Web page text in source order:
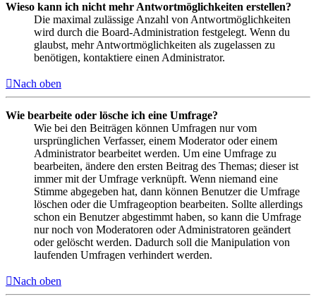
Wieso kann ich nicht mehr Antwortmöglichkeiten erstellen?
Die maximal zulässige Anzahl von Antwortmöglichkeiten
wird durch die Board-Administration festgelegt. Wenn du
glaubst, mehr Antwortmöglichkeiten als zugelassen zu
benötigen, kontaktiere einen Administrator.
Nach oben
Wie bearbeite oder lösche ich eine Umfrage?
Wie bei den Beiträgen können Umfragen nur vom
ursprünglichen Verfasser, einem Moderator oder einem
Administrator bearbeitet werden. Um eine Umfrage zu
bearbeiten, ändere den ersten Beitrag des Themas; dieser ist
immer mit der Umfrage verknüpft. Wenn niemand eine
Stimme abgegeben hat, dann können Benutzer die Umfrage
löschen oder die Umfrageoption bearbeiten. Sollte allerdings
schon ein Benutzer abgestimmt haben, so kann die Umfrage
nur noch von Moderatoren oder Administratoren geändert
oder gelöscht werden. Dadurch soll die Manipulation von
laufenden Umfragen verhindert werden.
Nach oben